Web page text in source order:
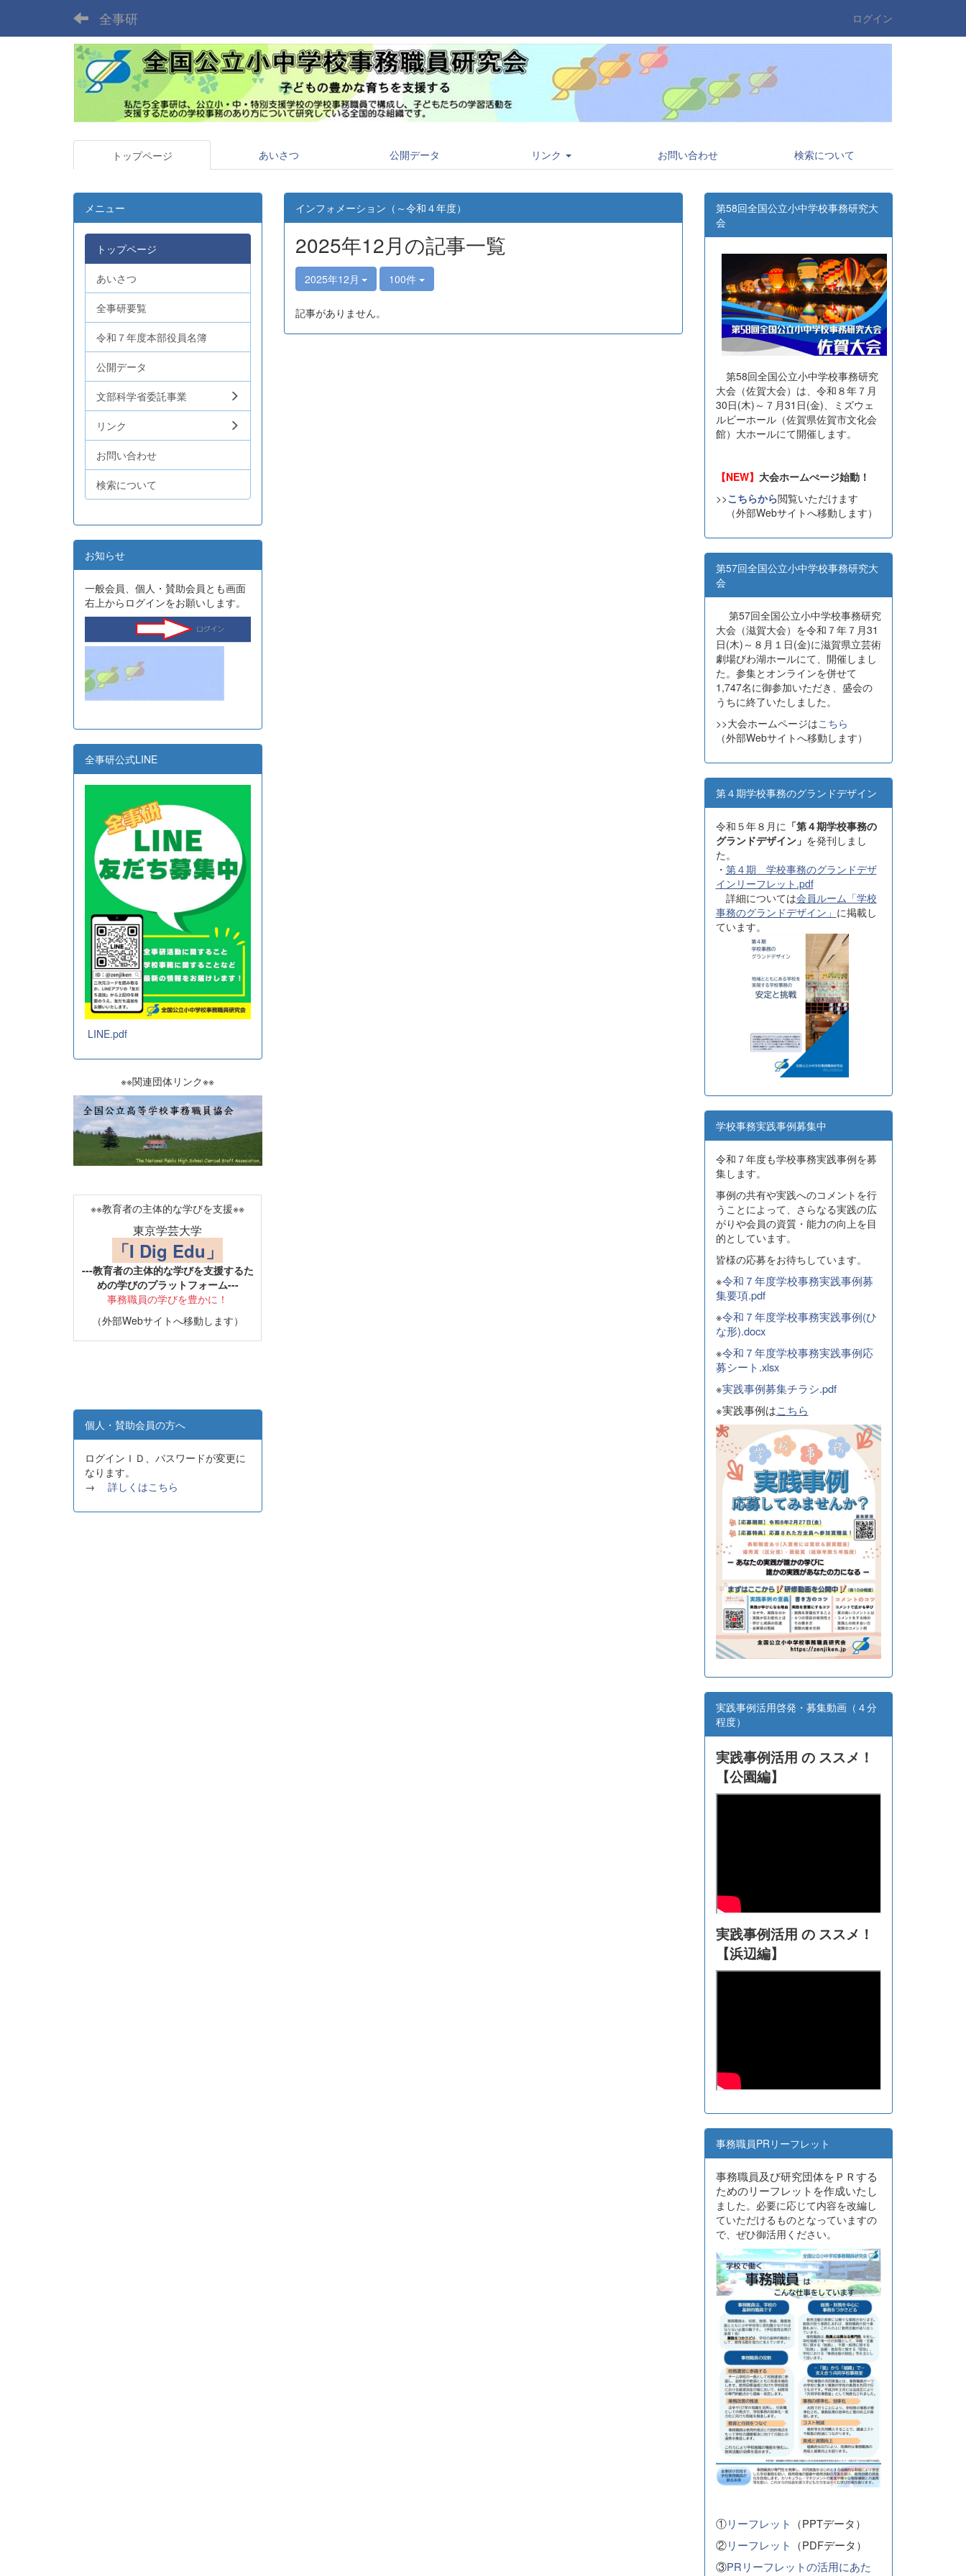
全事研 ログイン
トップページ あいさつ 公開データ リンク お問い合わせ 検索について
インフォメーション（～令和４年度）
2025年12月の記事一覧
2025年12月 100件
記事がありません。
メニュー
トップページ
あいさつ
全事研要覧
令和７年度本部役員名簿
公開データ
文部科学省委託事業
リンク
お問い合わせ
検索について
お知らせ
一般会員、個人・賛助会員とも画面
右上からログインをお願いします。
全事研公式LINE
LINE.pdf
※※関連団体リンク※※
※※教育者の主体的な学びを支援※※
東京学芸大学
「I Dig Edu」
---教育者の主体的な学びを支援するた
めの学びのプラットフォーム---
事務職員の学びを豊かに！
（外部Webサイトへ移動します）
個人・賛助会員の方へ
ログインＩＤ、パスワードが変更に
なります。
→ 詳しくはこちら
第58回全国公立小中学校事務研究大
会
第58回全国公立小中学校事務研究
大会（佐賀大会）は、令和８年７月
30日(木)～７月31日(金)、ミズウェ
ルビーホール（佐賀県佐賀市文化会
館）大ホールにて開催します。
【NEW】 大会ホームぺージ始動！
>>こちらから閲覧いただけます
（外部Webサイトへ移動します）
第57回全国公立小中学校事務研究大
会
第57回全国公立小中学校事務研究
大会（滋賀大会）を令和７年７月31
日(木)～８月１日(金)に滋賀県立芸術
劇場びわ湖ホールにて、開催しまし
た。参集とオンラインを併せて
1,747名に御参加いただき、盛会の
うちに終了いたしました。
>>大会ホームページはこちら
（外部Webサイトへ移動します）
第４期学校事務のグランドデザイン
令和５年８月に 「第４期学校事務の
グランドデザイン」 を発刊しまし
た。
・ 第４期 学校事務のグランドデザ
インリーフレット.pdf
詳細については会員ルーム「学校
事務のグランドデザイン」 に掲載し
ています。
学校事務実践事例募集中
令和７年度も学校事務実践事例を募
集します。
事例の共有や実践へのコメントを行
うことによって、さらなる実践の広
がりや会員の資質・能力の向上を目
的としています。
皆様の応募をお待ちしています。
※令和７年度学校事務実践事例募
集要項.pdf
※令和７年度学校事務実践事例(ひ
な形).docx
※令和７年度学校事務実践事例応
募シート.xlsx
※実践事例募集チラシ.pdf
※実践事例はこちら
実践事例活用啓発・募集動画（４分
程度）
実践事例活用 の ススメ！
【公園編】
実践事例活用 の ススメ！
【浜辺編】
事務職員PRリーフレット
事務職員及び研究団体をＰＲする
ためのリーフレットを作成いたし
ました。必要に応じて内容を改編し
ていただけるものとなっていますの
で、ぜひ御活用ください。
①リーフレット （PPTデータ）
②リーフレット （PDFデータ）
③PRリーフレットの活用にあた